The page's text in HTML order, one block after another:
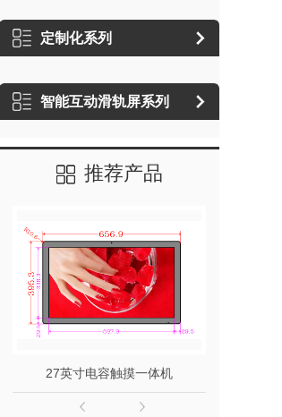
定制化系列
智能互动滑轨屏系列
推荐产品
27英寸电容触摸一体机